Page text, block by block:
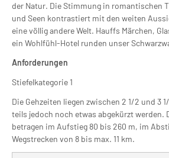
der Natur. Die Stimmung in romantischen
und Seen kontrastiert mit den weiten
eine völlig andere Welt. Hauffs Märchen,
ein Wohlfühl-Hotel runden unser
Anforderungen
Stiefelkategorie 1
Die Gehzeiten liegen zwischen 2 1/2 und 3
teils jedoch noch etwas abgekürzt werden.
betragen im Aufstieg 80 bis 260 m, im
Wegstrecken von 8 bis max. 11 km.